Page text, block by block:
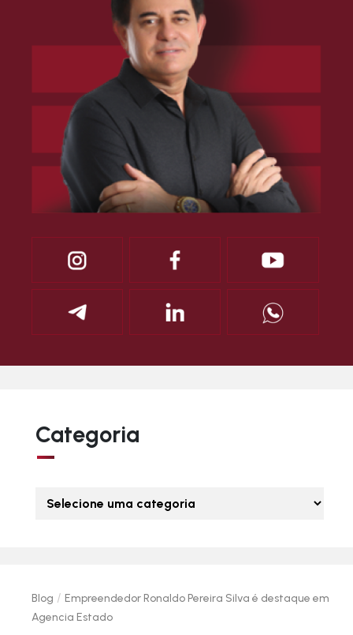
Blog / Empreendedor Ronaldo Pereira Silva é destaque em
Agencia Estado
Categoria